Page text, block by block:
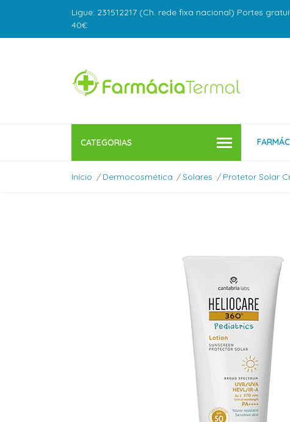
Ligue: 231512217 (Ch. rede fixa nacional) Portes
40€
CATEGORIAS
Início Dermocosmética Solares Protetor Solar